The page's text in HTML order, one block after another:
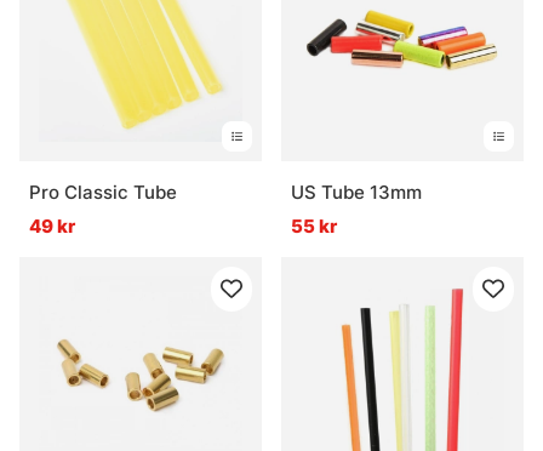
Pro Classic Tube
49 kr
US Tube 13mm
55 kr